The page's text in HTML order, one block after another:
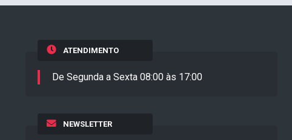
ATENDIMENTO
De Segunda a Sexta 08:00 às 17:00
NEWSLETTER